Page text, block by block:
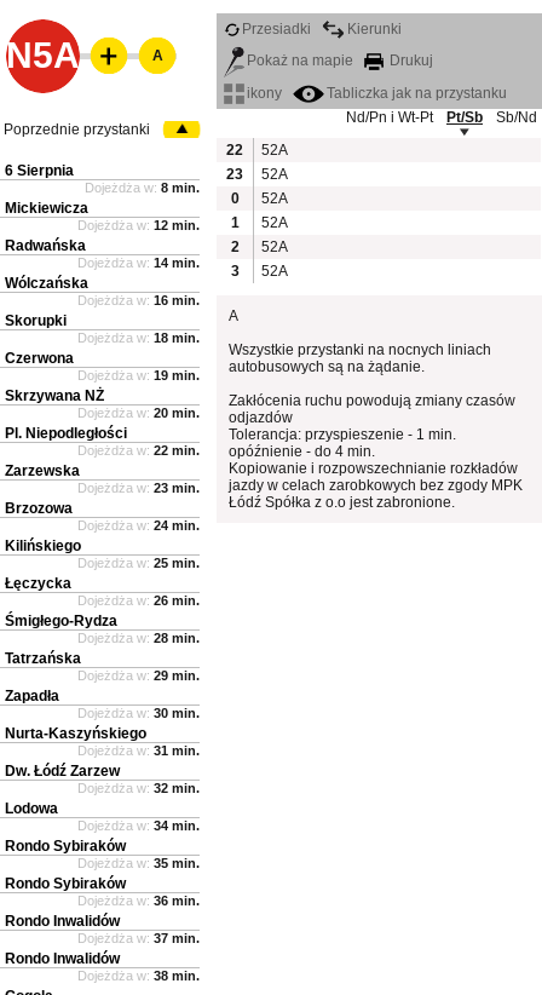
N5A
Przesiadki
Kierunki
Pokaż na mapie
Drukuj
ikony
Tabliczka jak na przystanku
Nd/Pn i Wt-Pt
Pt/Sb
Sb/Nd
22
52A
23
52A
0
52A
1
52A
2
52A
3
52A
A
Wszystkie przystanki na nocnych liniach
autobusowych są na żądanie.
Zakłócenia ruchu powodują zmiany czasów
odjazdów
Tolerancja: przyspieszenie - 1 min.
opóźnienie - do 4 min.
Kopiowanie i rozpowszechnianie rozkładów
jazdy w celach zarobkowych bez zgody MPK
Łódź Spółka z o.o jest zabronione.
A
Poprzednie przystanki
6 Sierpnia
Dojeżdża w: 8 min.
Mickiewicza
Dojeżdża w: 12 min.
Radwańska
Dojeżdża w: 14 min.
Wólczańska
Dojeżdża w: 16 min.
Skorupki
Dojeżdża w: 18 min.
Czerwona
Dojeżdża w: 19 min.
Skrzywana NŻ
Dojeżdża w: 20 min.
Pl. Niepodległości
Dojeżdża w: 22 min.
Zarzewska
Dojeżdża w: 23 min.
Brzozowa
Dojeżdża w: 24 min.
Kilińskiego
Dojeżdża w: 25 min.
Łęczycka
Dojeżdża w: 26 min.
Śmigłego-Rydza
Dojeżdża w: 28 min.
Tatrzańska
Dojeżdża w: 29 min.
Zapadła
Dojeżdża w: 30 min.
Nurta-Kaszyńskiego
Dojeżdża w: 31 min.
Dw. Łódź Zarzew
Dojeżdża w: 32 min.
Lodowa
Dojeżdża w: 34 min.
Rondo Sybiraków
Dojeżdża w: 35 min.
Rondo Sybiraków
Dojeżdża w: 36 min.
Rondo Inwalidów
Dojeżdża w: 37 min.
Rondo Inwalidów
Dojeżdża w: 38 min.